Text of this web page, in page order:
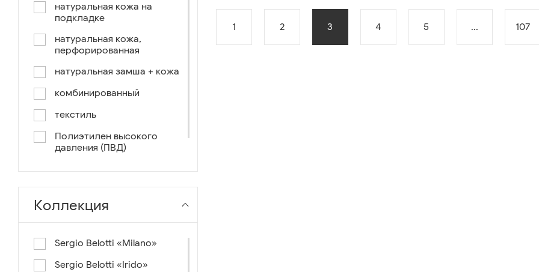
коричневый /ручное окраш.-
синий/черный
коричневый /ручное окраш.-
натуральная кожа на
подкладке
натуральная кожа,
перфорированная
натуральная замша + кожа
комбинированный
текстиль
Полиэтилен высокого
давления (ПВД)
нейлон+ткань
Коллекция
Sergio Belotti «Milano»
Sergio Belotti «Irido»
1 2 3 4 5 ... 107